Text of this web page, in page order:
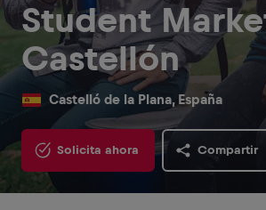
Student
Castellón
Castelló de la Plana, España
Solicita ahora Compartir